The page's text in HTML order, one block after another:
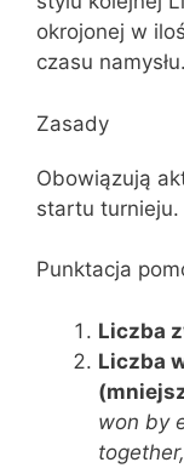
okrojonej w
czasu namysłu.
Zasady
Obowiązują
startu turnieju.
Punktacja
Liczba
Liczba
won by